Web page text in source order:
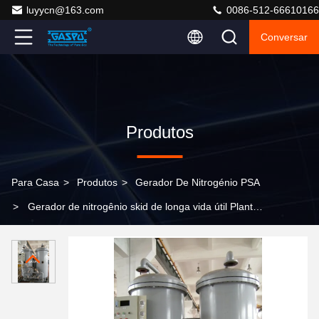
luyycn@163.com 0086-512-66610166
Conversar
Produtos
Para Casa > Produtos > Gerador De Nitrogénio PSA
> Gerador de nitrogênio skid de longa vida útil Planta
geração de nitrogênio aos cilindros de gás tradicionais